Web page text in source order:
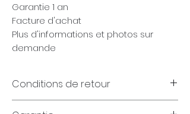
Garantie 1 an
Facture d'achat
Plus d'informations et photos sur
demande
Conditions de retour